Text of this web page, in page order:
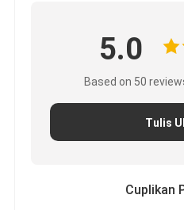
5.0
Based on 50
Tulis
Cuplikan